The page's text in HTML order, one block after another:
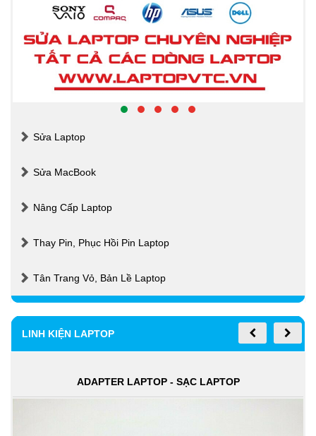
Sửa Laptop
Sửa MacBook
Nâng Cấp Laptop
Thay Pin, Phục Hồi Pin Laptop
Tân Trang Vỏ, Bản Lề Laptop
LINH KIỆN LAPTOP
ADAPTER LAPTOP - SẠC LAPTOP